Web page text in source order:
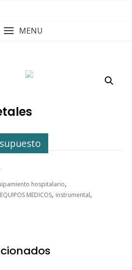
MENU
hospitalario,
EQUIPOS MEDICOS, instrumental,